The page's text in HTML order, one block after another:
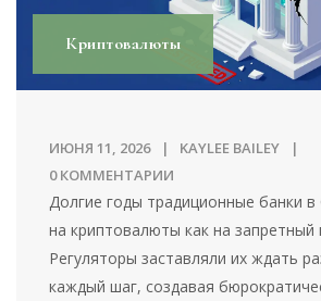
Криптовалюты
ИЮНЯ 11, 2026
KAYLEE BAILEY
0 КОММЕНТАРИИ
Долгие годы традиционные банки
на криптовалюты как на запретный
Регуляторы заставляли их ждать
каждый шаг, создавая